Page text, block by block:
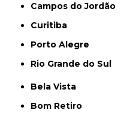
Campos do Jordão
Curitiba
Porto Alegre
Rio Grande do Sul
Bela Vista
Bom Retiro